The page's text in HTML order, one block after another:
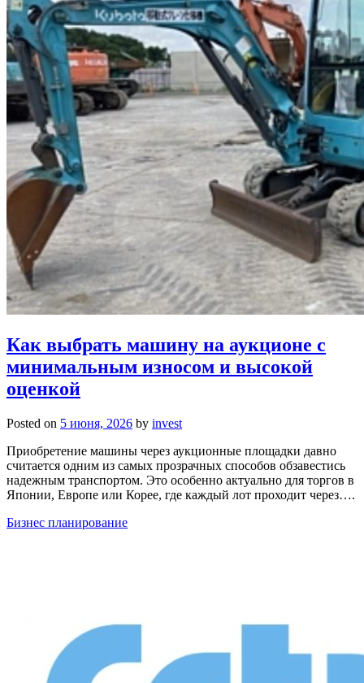
Как выбрать машину на аукционе с
минимальным износом и высокой
оценкой
Posted on 5 июня, 2026 by invest
Приобретение машины через аукционные площадки давно
считается одним из самых прозрачных способов обзавестись
надежным транспортом. Это особенно актуально для торгов в
Японии, Европе или Корее, где каждый лот проходит через….
Бизнес планирование